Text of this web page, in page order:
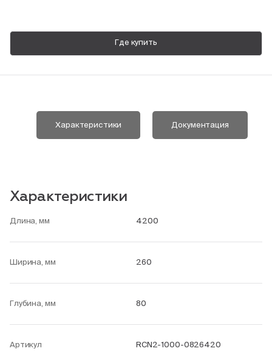
Где купить
Характеристики Документация
Характеристики
Длина, мм 4200
Ширина, мм 260
Глубина, мм 80
Артикул RCN2-1000-0826420